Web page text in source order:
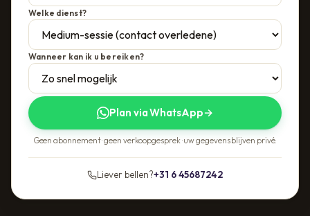
Welke dienst?
Wanneer kan ik u bereiken?
Plan via WhatsApp→
Geen abonnement · geen verkoopgesprek · uw gegevens blijven privé.
Liever bellen?+31 6 45687242